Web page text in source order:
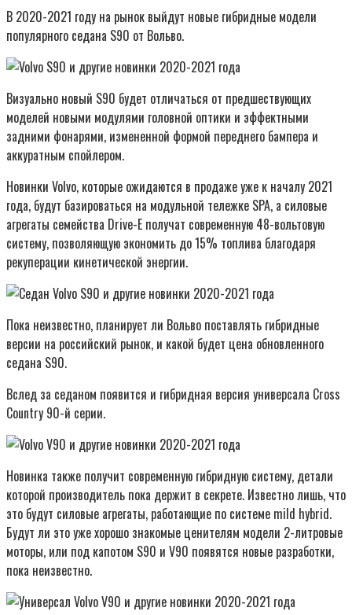
В 2020-2021 году на рынок выйдут новые гибридные модели
популярного седана S90 от Вольво.
Визуально новый S90 будет отличаться от предшествующих
моделей новыми модулями головной оптики и эффектными
задними фонарями, измененной формой переднего бампера и
аккуратным спойлером.
Новинки Volvo, которые ожидаются в продаже уже к началу 2021
года, будут базироваться на модульной тележке SPA, а силовые
агрегаты семейства Drive-E получат современную 48-вольтовую
систему, позволяющую экономить до 15% топлива благодаря
рекуперации кинетической энергии.
Пока неизвестно, планирует ли Вольво поставлять гибридные
версии на российский рынок, и какой будет цена обновленного
седана S90.
Вслед за седаном появится и гибридная версия универсала Cross
Country 90-й серии.
Новинка также получит современную гибридную систему, детали
которой производитель пока держит в секрете. Известно лишь, что
это будут силовые агрегаты, работающие по системе mild hybrid.
Будут ли это уже хорошо знакомые ценителям модели 2-литровые
моторы, или под капотом S90 и V90 появятся новые разработки,
пока неизвестно.